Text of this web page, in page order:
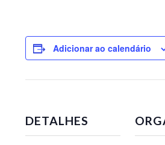
Adicionar ao calendário
DETALHES